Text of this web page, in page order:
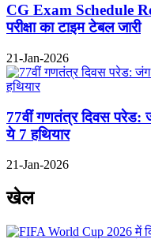
CG Exam Schedule
परीक्षा का टाइम टेबल जारी
21-Jan-2026
77वीं गणतंत्र दिवस
ये 7 हथियार
21-Jan-2026
खेल